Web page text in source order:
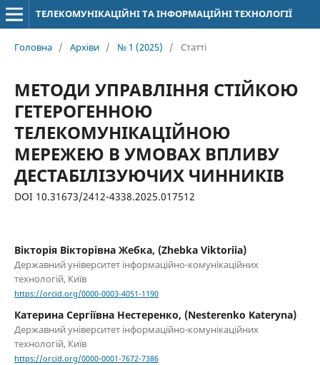
ТЕЛЕКОМУНІКАЦІЙНІ ТА ІНФОРМАЦІЙНІ ТЕХНОЛОГІЇ
Головна / Архіви / № 1 (2025) / Статті
МЕТОДИ УПРАВЛІННЯ СТІЙКОЮ
ГЕТЕРОГЕННОЮ
ТЕЛЕКОМУНІКАЦІЙНОЮ
МЕРЕЖЕЮ В УМОВАХ ВПЛИВУ
ДЕСТАБІЛІЗУЮЧИХ ЧИННИКІВ
DOI 10.31673/2412-4338.2025.017512
Вікторія Вікторівна Жебка, (Zhebka Viktoriia)
Державний університет інформаційно-комунікаційних
технологій, Київ
https://orcid.org/0000-0003-4051-1190
Катерина Сергіївна Нестеренко, (Nesterenko Kateryna)
Державний університет інформаційно-комунікаційних
технологій, Київ
https://orcid.org/0000-0001-7672-7386